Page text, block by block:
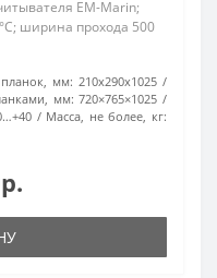
EM-Marin;
ширина прохода 500
мм: 210х290х1025
мм: 720×765×1025
Масса, не более, кг: